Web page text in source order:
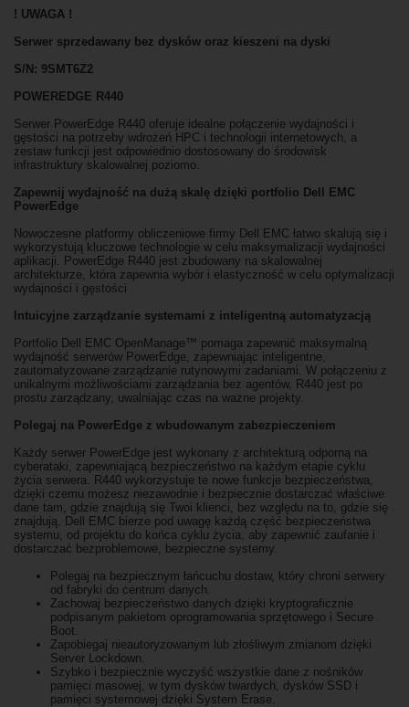
! UWAGA !
Serwer sprzedawany bez dysków oraz kieszeni na dyski
S/N: 9SMT6Z2
POWEREDGE R440
Serwer PowerEdge R440 oferuje idealne połączenie wydajności i
gęstości na potrzeby wdrożeń HPC i technologii internetowych, a
zestaw funkcji jest odpowiednio dostosowany do środowisk
infrastruktury skalowalnej poziomo.
Zapewnij wydajność na dużą skalę dzięki portfolio Dell EMC
PowerEdge
Nowoczesne platformy obliczeniowe firmy Dell EMC łatwo skalują się i
wykorzystują kluczowe technologie w celu maksymalizacji wydajności
aplikacji. PowerEdge R440 jest zbudowany na skalowalnej
architekturze, która zapewnia wybór i elastyczność w celu optymalizacji
wydajności i gęstości
Intuicyjne zarządzanie systemami z inteligentną automatyzacją
Portfolio Dell EMC OpenManage™ pomaga zapewnić maksymalną
wydajność serwerów PowerEdge, zapewniając inteligentne,
zautomatyzowane zarządzanie rutynowymi zadaniami. W połączeniu z
unikalnymi możliwościami zarządzania bez agentów, R440 jest po
prostu zarządzany, uwalniając czas na ważne projekty.
Polegaj na PowerEdge z wbudowanym zabezpieczeniem
Każdy serwer PowerEdge jest wykonany z architekturą odporną na
cyberataki, zapewniającą bezpieczeństwo na każdym etapie cyklu
życia serwera. R440 wykorzystuje te nowe funkcje bezpieczeństwa,
dzięki czemu możesz niezawodnie i bezpiecznie dostarczać właściwe
dane tam, gdzie znajdują się Twoi klienci, bez względu na to, gdzie się
znajdują. Dell EMC bierze pod uwagę każdą część bezpieczeństwa
systemu, od projektu do końca cyklu życia, aby zapewnić zaufanie i
dostarczać bezproblemowe, bezpieczne systemy.
Polegaj na bezpiecznym łańcuchu dostaw, który chroni serwery
od fabryki do centrum danych.
Zachowaj bezpieczeństwo danych dzięki kryptograficznie
podpisanym pakietom oprogramowania sprzętowego i Secure
Boot.
Zapobiegaj nieautoryzowanym lub złośliwym zmianom dzięki
Server Lockdown.
Szybko i bezpiecznie wyczyść wszystkie dane z nośników
pamięci masowej, w tym dysków twardych, dysków SSD i
pamięci systemowej dzięki System Erase.